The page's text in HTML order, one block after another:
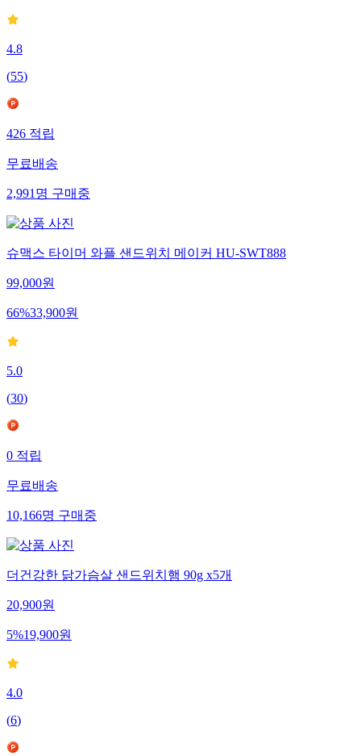
4.8
(55)
426 적립
무료배송
2,991 명 구매중
슈맥스 타이머 와플 샌드위치 메이커 HU-SWT888
99,000원
66%33,900원
5.0
(30)
0 적립
무료배송
10,166명 구매중
더건강한 닭가슴살 샌드위치햄 90g x5개
20,900원
5%19,900원
4.0
(6)